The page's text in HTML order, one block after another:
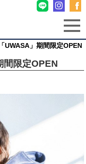
UWASA」期間限定OPEN
間限定OPEN